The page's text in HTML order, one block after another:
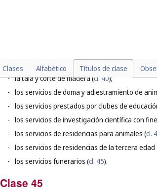
Clases Alfabético Títulos de clase
-
el sacrificio de animales y la taxidermia ( cl. 40
- la tala y corte de madera (cl. 40);
- los servicios de doma y adiestramiento de
- los servicios prestados por clubes de
- los servicios de investigación científica con
- los servicios de residencias para animales (cl.
- los servicios de residencias de la tercera edad
- los servicios funerarios (cl. 45).
Clase 45